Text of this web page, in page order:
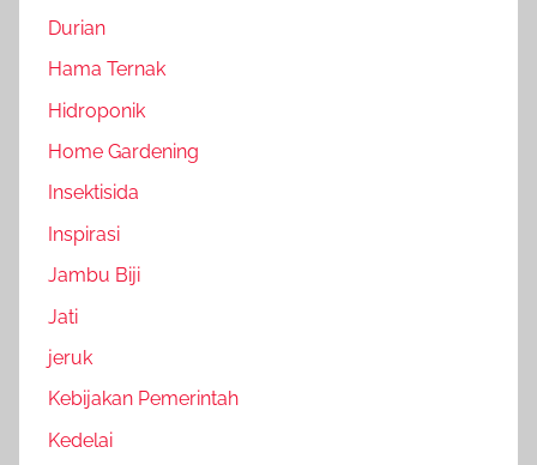
Durian
Hama Ternak
Hidroponik
Home Gardening
Insektisida
Inspirasi
Jambu Biji
Jati
jeruk
Kebijakan Pemerintah
Kedelai